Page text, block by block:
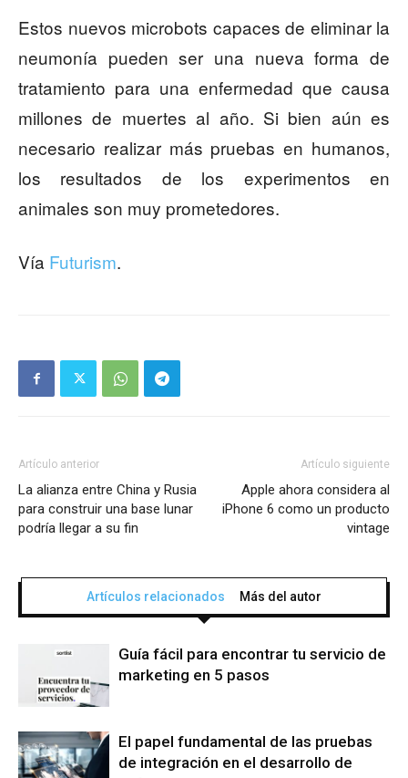
Estos nuevos microbots capaces de eliminar la
neumonía pueden ser una nueva forma de
tratamiento para una enfermedad que causa
millones de muertes al año. Si bien aún es
necesario realizar más pruebas en humanos,
los resultados de los experimentos en
animales son muy prometedores.
Vía Futurism.
Artículo anterior
La alianza entre China y Rusia
para construir una base lunar
podría llegar a su fin
Artículo siguiente
Apple ahora considera al
iPhone 6 como un producto
vintage
Artículos relacionados Más del autor
Guía fácil para encontrar tu servicio de
marketing en 5 pasos
El papel fundamental de las pruebas
de integración en el desarrollo de